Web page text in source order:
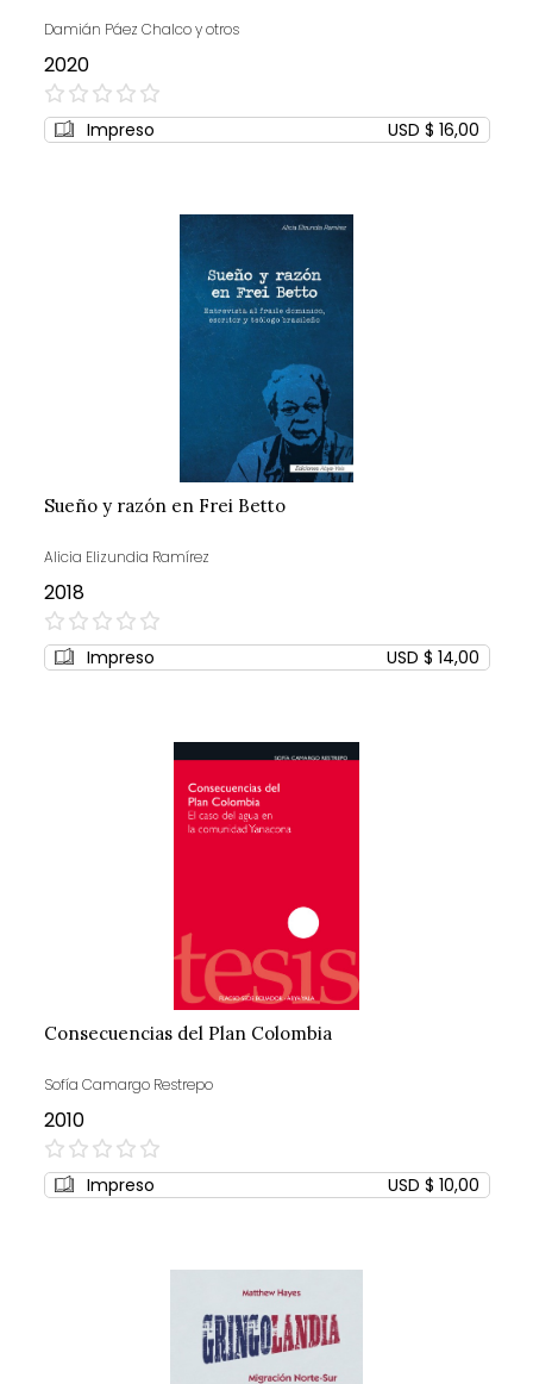
Damián Páez Chalco y otros
2020
0%
Impreso USD $ 16,00
Sueño y razón en Frei Betto
Alicia Elizundia Ramírez
2018
0%
Impreso USD $ 14,00
Consecuencias del Plan Colombia
Sofía Camargo Restrepo
2010
0%
Impreso USD $ 10,00